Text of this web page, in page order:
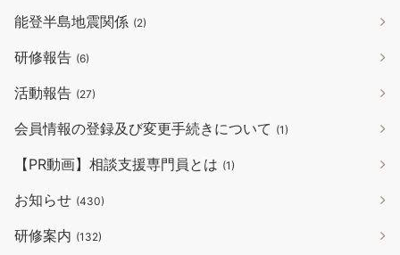
能登半島地震関係 (2)
研修報告 (6)
活動報告 (27)
会員情報の登録及び変更手続きについて (1)
【PR動画】相談支援専門員とは (1)
お知らせ (430)
研修案内 (132)